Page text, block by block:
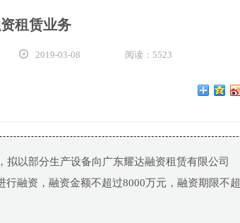
租赁业务
2019-03-08 阅读：5523
拟以部分生产设备向广东耀达融资租赁有限公司
行融资，融资金额不超过8000万元，融资期限不超